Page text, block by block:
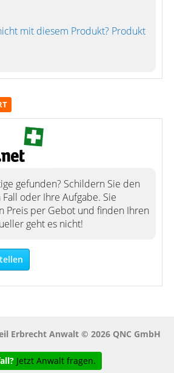
mit diesem Produkt? Produkt
gefunden? Schildern Sie den
oder Ihre Aufgabe. Sie
Preis per Gebot und finden Ihren
geht es nicht!
Erbrecht Anwalt © 2026 QNC GmbH
Jetzt Anwalt fragen.